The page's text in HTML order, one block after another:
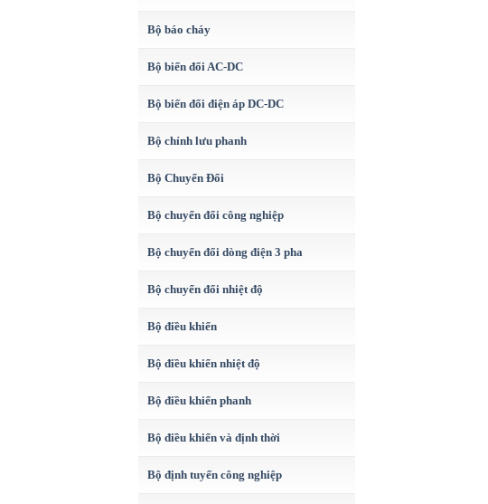
Bộ báo cháy
Bộ biến đổi AC-DC
Bộ biến đổi điện áp DC-DC
Bộ chỉnh lưu phanh
Bộ Chuyển Đổi
Bộ chuyển đổi công nghiệp
Bộ chuyển đổi dòng điện 3 pha
Bộ chuyển đổi nhiệt độ
Bộ điều khiển
Bộ điều khiển nhiệt độ
Bộ điều khiển phanh
Bộ điều khiển và định thời
Bộ định tuyến công nghiệp